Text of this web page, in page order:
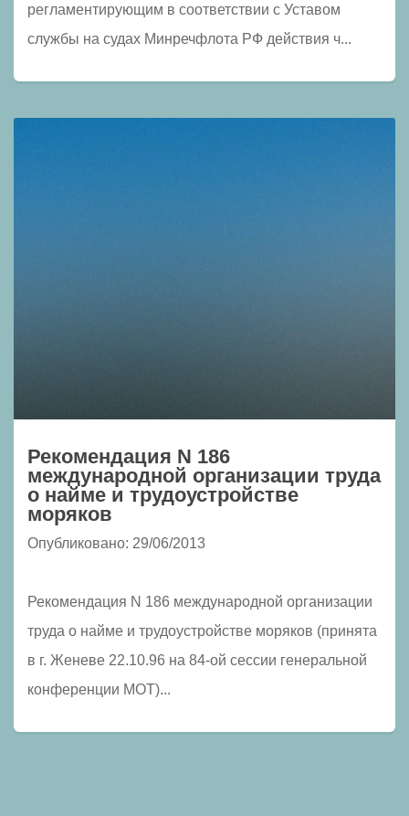
регламентирующим в соответствии с Уставом
службы на судах Минречфлота РФ действия ч...
Рекомендация N 186
международной организации труда
о найме и трудоустройстве
моряков
Опубликовано: 29/06/2013
Рекомендация N 186 международной организации
труда о найме и трудоустройстве моряков (принята
в г. Женеве 22.10.96 на 84-ой сессии генеральной
конференции МОТ)...